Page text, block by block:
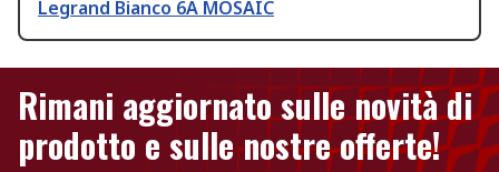
Legrand Bianco 6A MOSAIC
Rimani aggiornato sulle novità di
prodotto e sulle nostre offerte!